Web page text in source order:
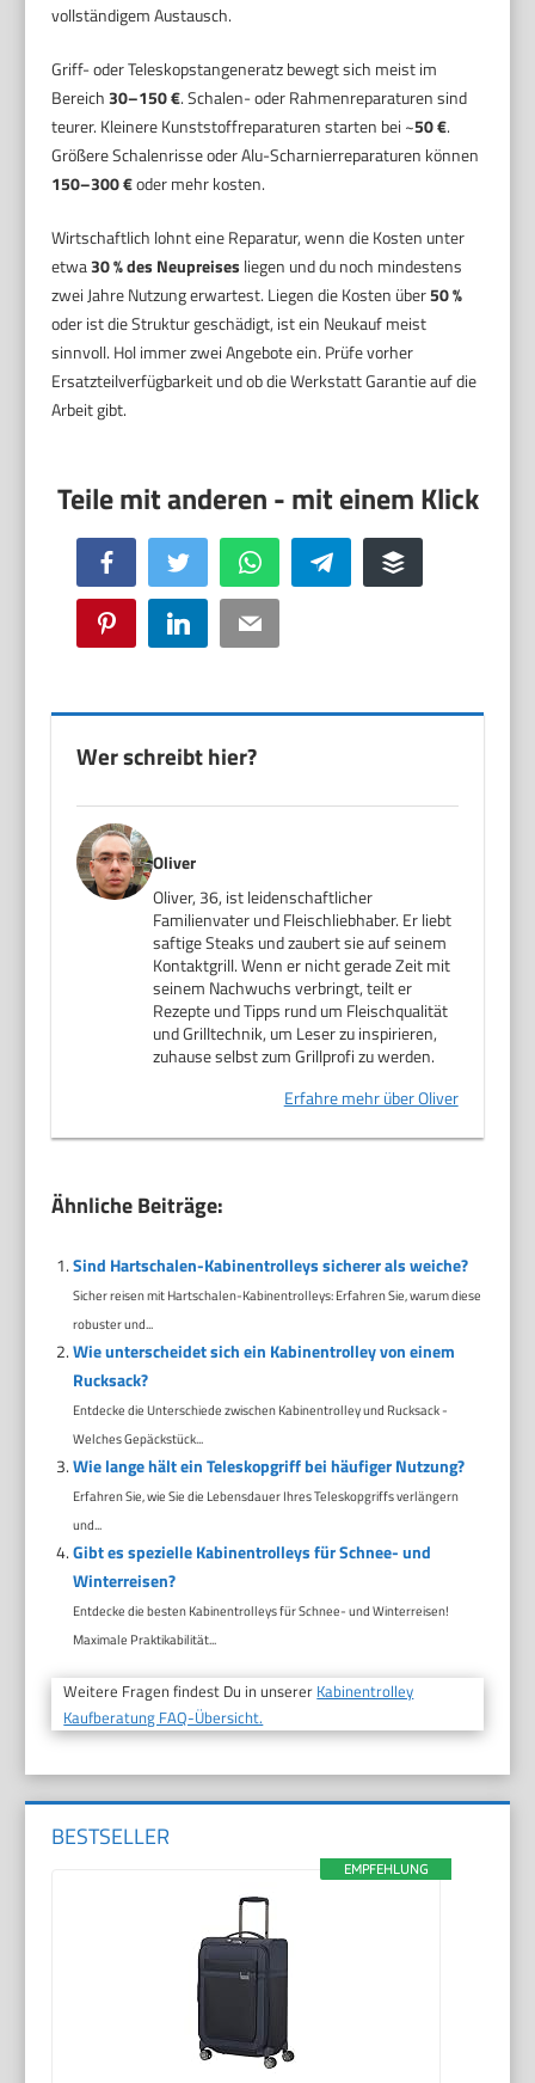
vollständigem Austausch.
Griff- oder Teleskopstangeneratz bewegt sich meist im
Bereich30–150 €. Schalen- oder Rahmenreparaturen sind
teurer. Kleinere Kunststoffreparaturen starten bei ~50 €.
Größere Schalenrisse oder Alu-Scharnierreparaturen können
150–300 €oder mehr kosten.
Wirtschaftlich lohnt eine Reparatur, wenn die Kosten unter
etwa30 % des Neupreises liegen und du noch mindestens
zwei Jahre Nutzung erwartest. Liegen die Kosten über50 %
oder ist die Struktur geschädigt, ist ein Neukauf meist
sinnvoll. Hol immer zwei Angebote ein. Prüfe vorher
Ersatzteilverfügbarkeit und ob die Werkstatt Garantie auf die
Arbeit gibt.
Facebook Twitter WhatsApp Telegram Buffer
Pinterest LinkedIn Email
Wer schreibt hier?
Oliver
Oliver, 36, ist leidenschaftlicher
Familienvater und Fleischliebhaber. Er liebt
saftige Steaks und zaubert sie auf seinem
Kontaktgrill. Wenn er nicht gerade Zeit mit
seinem Nachwuchs verbringt, teilt er
Rezepte und Tipps rund um Fleischqualität
und Grilltechnik, um Leser zu inspirieren,
zuhause selbst zum Grillprofi zu werden.
Erfahre mehr über Oliver
Ähnliche Beiträge:
Sind Hartschalen-Kabinentrolleys sicherer als weiche?
Sicher reisen mit Hartschalen-Kabinentrolleys: Erfahren Sie, warum diese
robuster und...
Wie unterscheidet sich ein Kabinentrolley von einem
Rucksack?
Entdecke die Unterschiede zwischen Kabinentrolley und Rucksack -
Welches Gepäckstück...
Wie lange hält ein Teleskopgriff bei häufiger Nutzung?
Erfahren Sie, wie Sie die Lebensdauer Ihres Teleskopgriffs verlängern
und...
Gibt es spezielle Kabinentrolleys für Schnee- und
Winterreisen?
Entdecke die besten Kabinentrolleys für Schnee- und Winterreisen!
Maximale Praktikabilität...
Weitere Fragen findest Du in unserer Kabinentrolley
Kaufberatung FAQ-Übersicht.
BESTSELLER
EMPFEHLUNG